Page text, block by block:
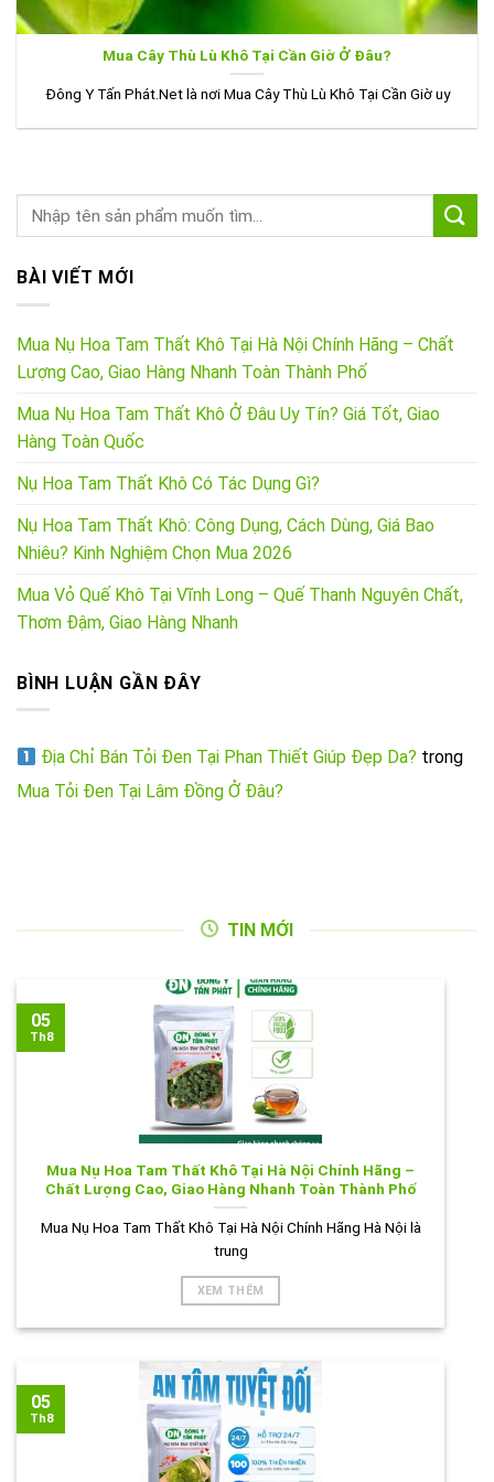
Mua Cây Thù Lù Khô Tại Cần Giờ Ở Đâu?
Đông Y Tấn Phát.Net là nơi Mua Cây Thù Lù Khô Tại Cần Giờ uy
BÀI VIẾT MỚI
Mua Nụ Hoa Tam Thất Khô Tại Hà Nội Chính Hãng – Chất
Lượng Cao, Giao Hàng Nhanh Toàn Thành Phố
Mua Nụ Hoa Tam Thất Khô Ở Đâu Uy Tín? Giá Tốt, Giao
Hàng Toàn Quốc
Nụ Hoa Tam Thất Khô Có Tác Dụng Gì?
Nụ Hoa Tam Thất Khô: Công Dụng, Cách Dùng, Giá Bao
Nhiêu? Kinh Nghiệm Chọn Mua 2026
Mua Vỏ Quế Khô Tại Vĩnh Long – Quế Thanh Nguyên Chất,
Thơm Đậm, Giao Hàng Nhanh
BÌNH LUẬN GẦN ĐÂY
Địa Chỉ Bán Tỏi Đen Tại Phan Thiết Giúp Đẹp Da? trong
Mua Tỏi Đen Tại Lâm Đồng Ở Đâu?
TIN MỚI
Mua Nụ Hoa Tam Thất Khô Tại Hà Nội Chính Hãng –
Chất Lượng Cao, Giao Hàng Nhanh Toàn Thành Phố
Mua Nụ Hoa Tam Thất Khô Tại Hà Nội Chính Hãng Hà Nội là
trung
XEM THÊM
05
Th8
05
Th8